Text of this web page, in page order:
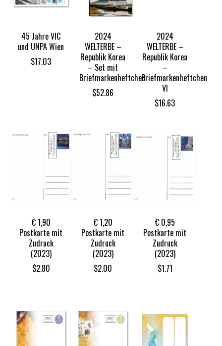
45 Jahre VIC
und UNPA Wien
$17.03
2024
WELTERBE –
Republik Korea
– Set mit
Briefmarkenheftchen
$52.86
2024
WELTERBE –
Republik Korea
–
Briefmarkenheftchen
VI
$16.63
€ 1,90
Postkarte mit
Zudruck
(2023)
$2.80
€ 1,20
Postkarte mit
Zudruck
(2023)
$2.00
€ 0,95
Postkarte mit
Zudruck
(2023)
$1.71